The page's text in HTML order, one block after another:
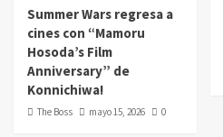
Summer Wars regresa a
cines con “Mamoru
Hosoda’s Film
Anniversary” de
Konnichiwa!
The Boss mayo 15, 2026 0